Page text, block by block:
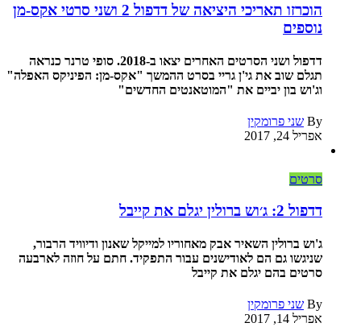
הוכרזו תאריכי היציאה של דדפול 2 ושני סרטי אקס-מן
נוספים
דדפול ושני הסרטים האחרים יצאו ב-2018. סופי טרנר כנראה
תגלם שוב את גי'ן גריי בסרט ההמשך "אקס-מן: הפיניקס האפלה"
וג'וש בון יביים את "המוטאנטים החדשים"
By שני פרומקין
אפריל 24, 2017
סרטים
דדפול 2: ג׳וש ברולין יגלם את קייבל
ג'וש ברולין השאיר אבק מאחוריו למייקל שאנון ודיוויד הרבור,
שניגשו גם הם לאודישנים עבור התפקיד. חתם על חוזה לארבעה
סרטים בהם יגלם את קייבל
By שני פרומקין
אפריל 14, 2017